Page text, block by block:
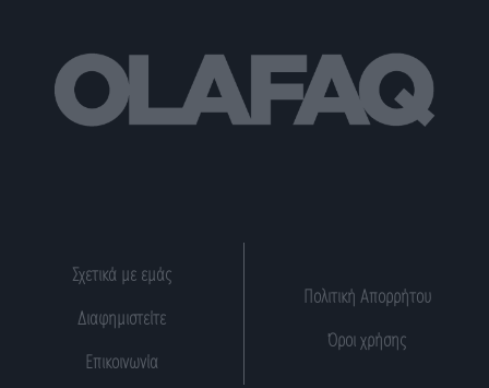
Σχετικά με εμάς
Διαφημιστείτε
Επικοινωνία
Πολιτική Απορρήτου
Όροι χρήσης